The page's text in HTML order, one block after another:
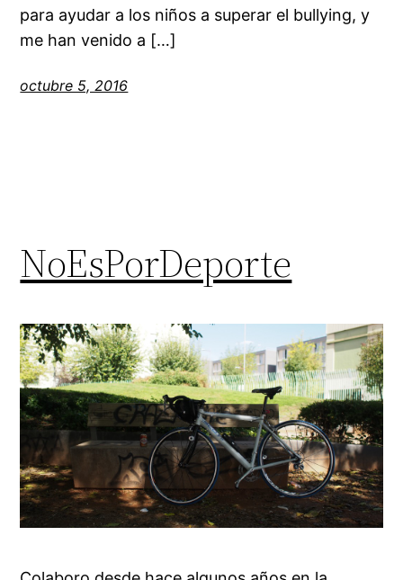
para ayudar a los niños a superar el bullying, y
me han venido a […]
octubre 5, 2016
NoEsPorDeporte